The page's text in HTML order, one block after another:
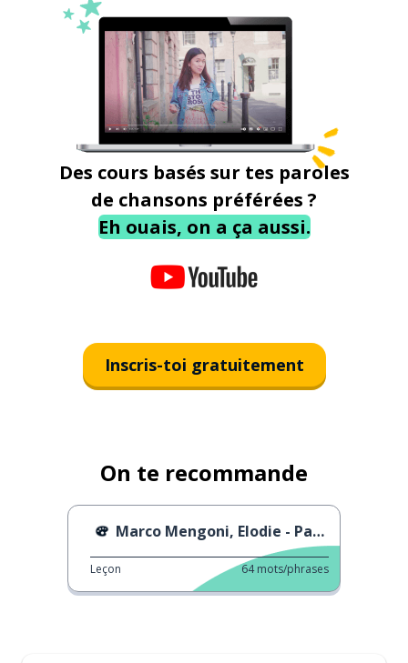
Des cours basés sur tes paroles
de chansons préférées ?
Eh ouais, on a ça aussi.
Inscris-toi gratuitement
On te recommande
Marco Mengoni, Elodie - Pazza Musica
Leçon 64 mots/phrases